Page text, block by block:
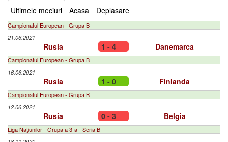
Ultimele meciuri Acasa Deplasare
Campionatul European - Grupa B
21.06.2021
Rusia 1 - 4 Danemarca
Campionatul European - Grupa B
16.06.2021
Rusia 1 - 0 Finlanda
Campionatul European - Grupa B
12.06.2021
Rusia 0 - 3 Belgia
Liga Naţiunilor - Grupa a 3-a - Seria B